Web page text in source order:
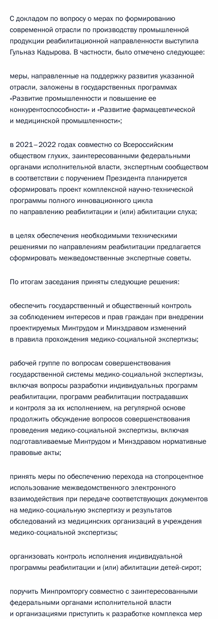
С докладом по вопросу о мерах по формированию
современной отрасли по производству промышленной
продукции реабилитационной направленности выступила
Гульназ Кадырова. В частности, было отмечено следующее:
меры, направленные на поддержку развития указанной
отрасли, заложены в государственных программах
«Развитие промышленности и повышение ее
конкурентоспособности» и «Развитие фармацевтической
и медицинской промышленности»;
в 2021–2022 годах совместно со Всероссийским
обществом глухих, заинтересованными федеральными
органами исполнительной власти, экспертным сообществом
в соответствии с поручением Президента планируется
сформировать проект комплексной научно-технической
программы полного инновационного цикла
по направлению реабилитации и (или) абилитации слуха;
в целях обеспечения необходимыми техническими
решениями по направлениям реабилитации предлагается
сформировать межведомственные экспертные советы.
По итогам заседания приняты следующие решения:
обеспечить государственный и общественный контроль
за соблюдением интересов и прав граждан при внедрении
проектируемых Минтрудом и Минздравом изменений
в правила прохождения медико-социальной экспертизы;
рабочей группе по вопросам совершенствования
государственной системы медико-социальной экспертизы,
включая вопросы разработки индивидуальных программ
реабилитации, программ реабилитации пострадавших
и контроля за их исполнением, на регулярной основе
продолжить обсуждение вопросов совершенствования
проведения медико-социальной экспертизы, включая
подготавливаемые Минтрудом и Минздравом нормативные
правовые акты;
принять меры по обеспечению перехода на стопроцентное
использование межведомственного электронного
взаимодействия при передаче соответствующих документов
на медико-социальную экспертизу и результатов
обследований из медицинских организаций в учреждения
медико-социальной экспертизы;
организовать контроль исполнения индивидуальной
программы реабилитации и (или) абилитации детей-сирот;
поручить Минпромторгу совместно с заинтересованными
федеральными органами исполнительной власти
и организациями приступить к разработке комплекса мер